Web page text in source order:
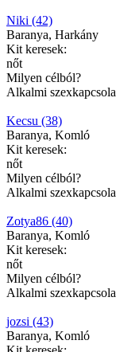
Niki (42)
Baranya, Harkány
Kit keresek:
nőt
Milyen célból?
Alkalmi
Kecsu (38)
Baranya, Komló
Kit keresek:
nőt
Milyen célból?
Alkalmi
Zotya86 (40)
Baranya, Komló
Kit keresek:
nőt
Milyen célból?
Alkalmi
jozsi (43)
Baranya, Komló